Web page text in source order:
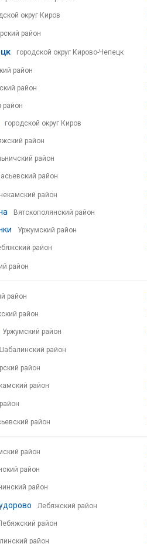
округ Киров
район
городской округ Кирово-Чепецк
район
район
район
городской округ Киров
район
район
район
район
Вятскополянский район
Уржумский район
район
район
район
район
Уржумский район
район
район
район
район
район
район
район
Лебяжский район
район
район